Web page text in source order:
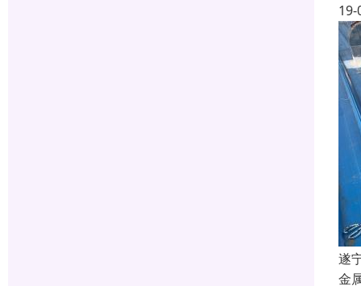
19-
遂
金